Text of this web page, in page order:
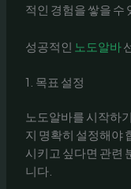
적인 경험을 쌓을 수
성공적인 노도알바
1. 목표 설정
노도알바를 시작하
지 명확히 설정해야
시키고 싶다면 관련
니다.